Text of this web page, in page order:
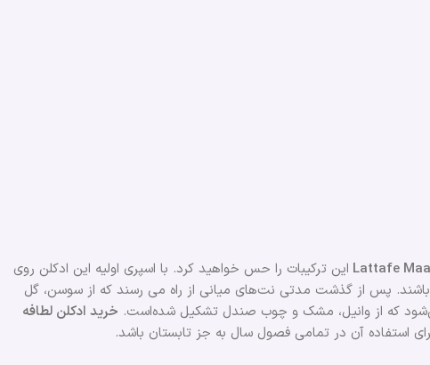
این ترکیبات را حس خواهید کرد. با اسپری اولیه این ادکلن روی
پس از گذشت مدتی نت‌های میانی از راه می رسند که از سوسن، گل
که از وانیل، مشک و چوب صندل تشکیل شده‌است. خرید ادکلن لطافه
استفاده آن در تمامی فصول ‌سال به جز تابستان باشد.